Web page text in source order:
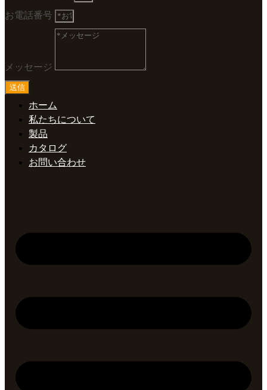
お電話番号
メッセージ
送信
ホーム
私たちについて
製品
カタログ
お問い合わせ